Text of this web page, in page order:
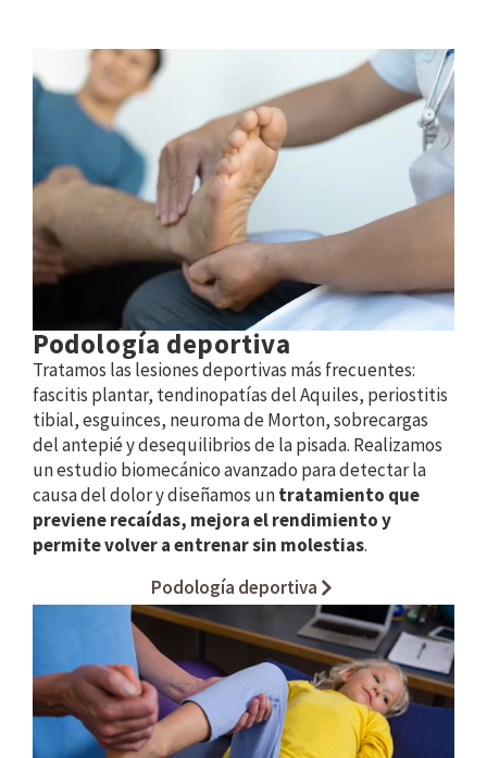
Podología deportiva
Tratamos las lesiones deportivas más frecuentes:
fascitis plantar, tendinopatías del Aquiles, periostitis
tibial, esguinces, neuroma de Morton, sobrecargas
del antepié y desequilibrios de la pisada. Realizamos
un estudio biomecánico avanzado para detectar la
causa del dolor y diseñamos untratamiento que
previene recaídas, mejora el rendimiento y
permite volver a entrenar sin molestias.
Podología deportiva